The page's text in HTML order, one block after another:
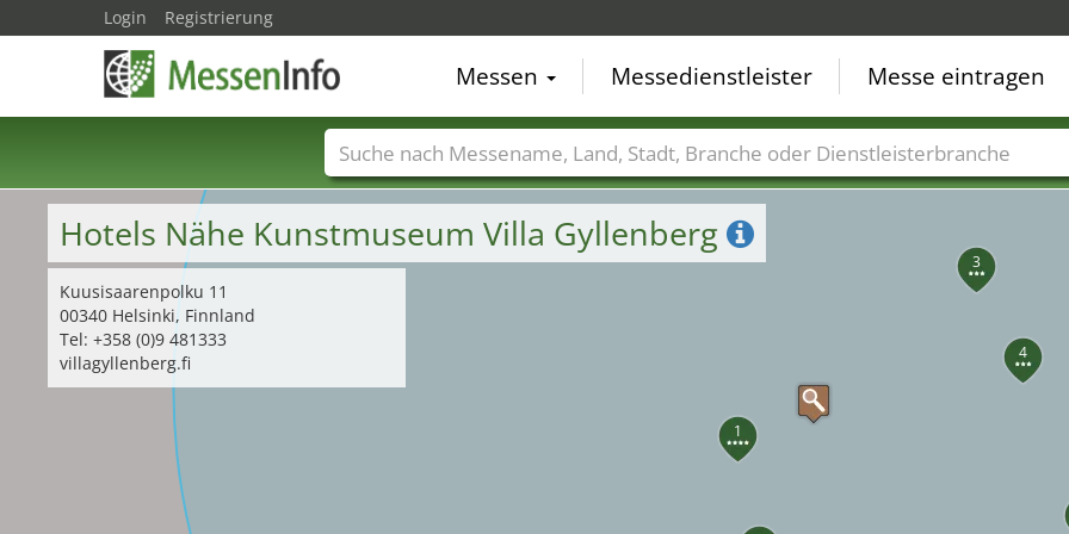
1
3
4
Hotels Nähe Kunstmuseum Villa Gyllenberg
Kuusisaarenpolku 11
00340 Helsinki, Finnland
Tel: +358 (0)9 481333
villagyllenberg.fi
Login Registrierung
Messen Messedienstleister Messe eintragen
Messenamen Länder Städte Branchen Dienstleisterbranchen